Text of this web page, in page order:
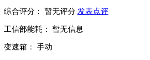
综合评分： 暂无评分 发表点评
工信部能耗： 暂无信息
变速箱： 手动